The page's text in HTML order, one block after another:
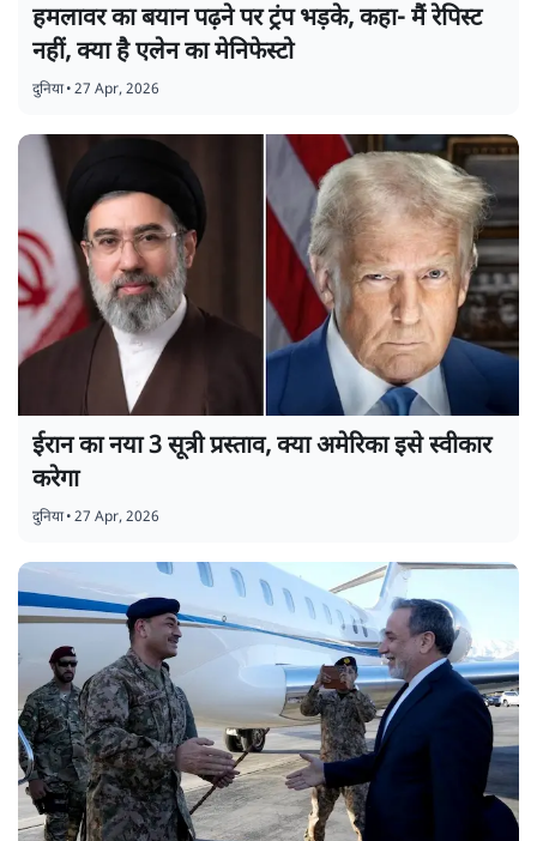
हमलावर का बयान पढ़ने पर ट्रंप भड़के, कहा- मैं रेपिस्ट
नहीं, क्या है एलेन का मेनिफेस्टो
दुनिया•27 Apr, 2026
ईरान का नया 3 सूत्री प्रस्ताव, क्या अमेरिका इसे स्वीकार
करेगा
दुनिया•27 Apr, 2026